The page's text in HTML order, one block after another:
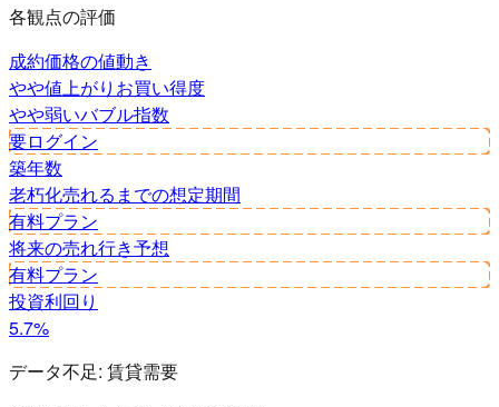
各観点の評価
成約価格の値動き
やや値上がり お買い得度
やや弱いバブル指数
要ログイン
築年数
老朽化売れるまでの想定期間
有料プラン
将来の売れ行き予想
有料プラン
投資利回り
5.7%
データ不足: 賃貸需要